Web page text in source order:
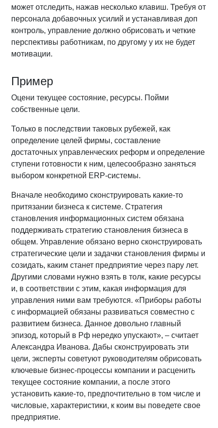
может отследить, нажав несколько клавиш. Требуя от
персонала добавочных усилий и устанавливая доп
контроль, управление должно обрисовать и четкие
перспективы работникам, по другому у их не будет
мотивации.
Пример
Оцени текущее состояние, ресурсы. Пойми
собственные цели.
Только в последствии таковых рубежей, как
определение целей фирмы, составление
достаточных управленческих реформ и определение
ступени готовности к ним, целесообразно заняться
выбором конкретной ERP-системы.
Вначале необходимо сконструировать какие-то
притязании бизнеса к системе. Стратегия
становления информационных систем обязана
поддерживать стратегию становления бизнеса в
общем. Управление обязано верно сконструировать
стратегические цели и задачки становления фирмы и
созидать, каким станет предприятие через пару лет.
Другими словами нужно взять в толк, какие ресурсы
и, в соответствии с этим, какая информация для
управления ними вам требуются. «Приборы работы
с информацией обязаны развиваться совместно с
развитием бизнеса. Данное довольно главный
эпизод, который в Рф нередко упускают», – считает
Александра Иванова. Дабы сконструировать эти
цели, эксперты советуют руководителям обрисовать
ключевые бизнес-процессы компании и расценить
текущее состояние компании, а после этого
установить какие-то, предпочтительно в том числе и
числовые, характеристики, к коим вы поведете свое
предприятие.